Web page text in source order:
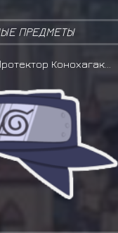
ПРЕДМЕТЫ
Одежда: Протектор Конохагакуре